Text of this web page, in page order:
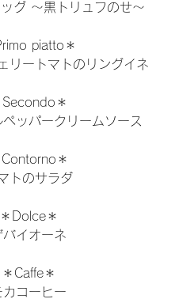
グ 〜黒トリュフのせ〜
piatto＊
リートマトのリングイネ
Secondo＊
ッパークリームソース
Contorno＊
トのサラダ
＊Dolce＊
バイオーネ
＊Caffe＊
カコーヒー